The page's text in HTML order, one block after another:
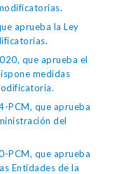
aprueba la Ley
que aprueba el
medidas
PCM, que aprueba
del
PCM, que aprueba
Entidades de la